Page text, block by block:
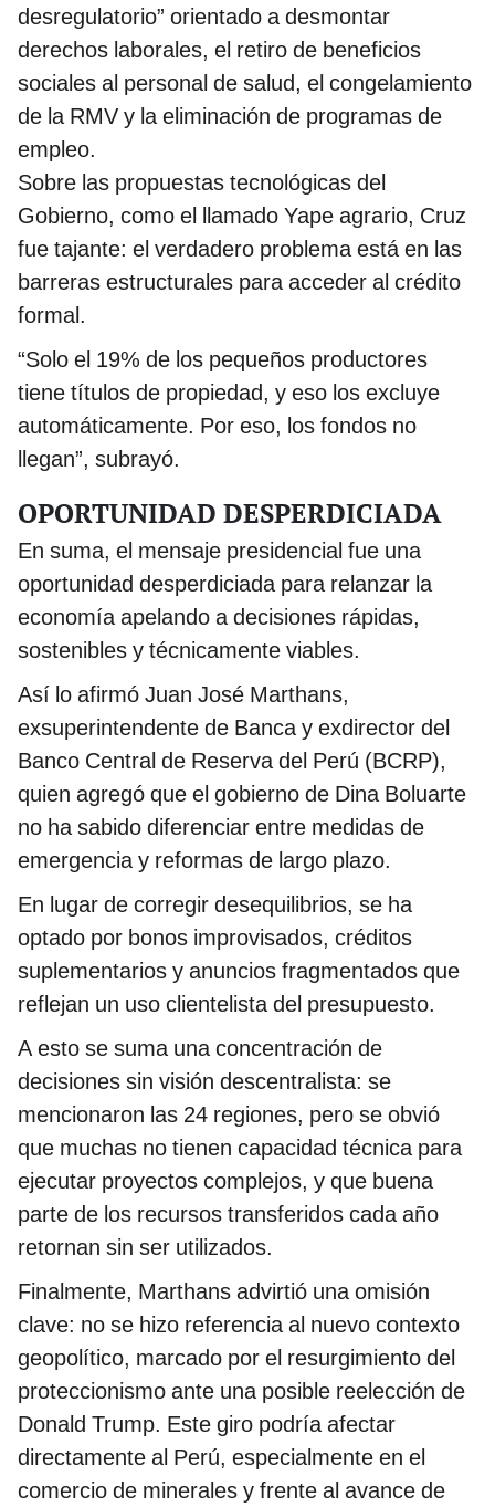
desregulatorio” orientado a desmontar
derechos laborales, el retiro de beneficios
sociales al personal de salud, el congelamiento
de la RMV y la eliminación de programas de
empleo.
Sobre las propuestas tecnológicas del
Gobierno, como el llamado Yape agrario, Cruz
fue tajante: el verdadero problema está en las
barreras estructurales para acceder al crédito
formal.
“Solo el 19% de los pequeños productores
tiene títulos de propiedad, y eso los excluye
automáticamente. Por eso, los fondos no
llegan”, subrayó.
OPORTUNIDAD DESPERDICIADA
En suma, el mensaje presidencial fue una
oportunidad desperdiciada para relanzar la
economía apelando a decisiones rápidas,
sostenibles y técnicamente viables.
Así lo afirmó Juan José Marthans,
exsuperintendente de Banca y exdirector del
Banco Central de Reserva del Perú (BCRP),
quien agregó que el gobierno de Dina Boluarte
no ha sabido diferenciar entre medidas de
emergencia y reformas de largo plazo.
En lugar de corregir desequilibrios, se ha
optado por bonos improvisados, créditos
suplementarios y anuncios fragmentados que
reflejan un uso clientelista del presupuesto.
A esto se suma una concentración de
decisiones sin visión descentralista: se
mencionaron las 24 regiones, pero se obvió
que muchas no tienen capacidad técnica para
ejecutar proyectos complejos, y que buena
parte de los recursos transferidos cada año
retornan sin ser utilizados.
Finalmente, Marthans advirtió una omisión
clave: no se hizo referencia al nuevo contexto
geopolítico, marcado por el resurgimiento del
proteccionismo ante una posible reelección de
Donald Trump. Este giro podría afectar
directamente al Perú, especialmente en el
comercio de minerales y frente al avance de